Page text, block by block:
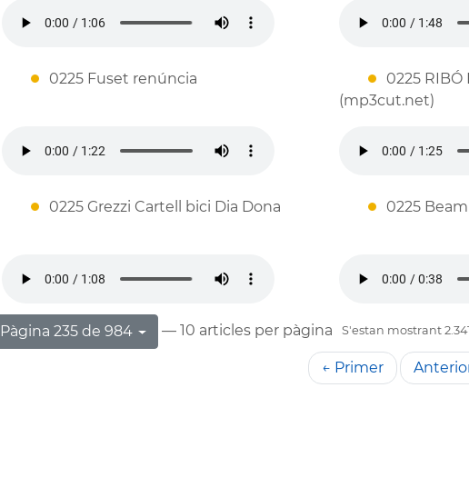
0225 Fuset renúncia
0225 RIBÓ
(mp3cut.net)
0225 Grezzi Cartell bici Dia Dona 0225
Pàgina 235 de 984 — 10 articles per pàgina S'estan mostrant
← Primer